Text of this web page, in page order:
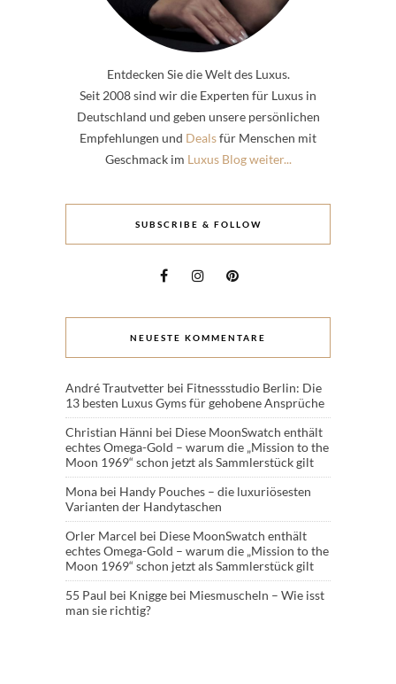
Entdecken Sie die Welt des Luxus.
Seit 2008 sind wir die Experten für Luxus in
Deutschland und geben unsere persönlichen
Empfehlungen und Dealsfür Menschen mit
Geschmack im Luxus Blog weiter...
SUBSCRIBE & FOLLOW
NEUESTE KOMMENTARE
André Trautvetter bei Fitnessstudio Berlin: Die
13 besten Luxus Gyms für gehobene Ansprüche
Christian Hänni bei Diese MoonSwatch enthält
echtes Omega-Gold – warum die „Mission to the
Moon 1969“ schon jetzt als Sammlerstück gilt
Mona bei Handy Pouches – die luxuriösesten
Varianten der Handytaschen
Orler Marcel bei Diese MoonSwatch enthält
echtes Omega-Gold – warum die „Mission to the
Moon 1969“ schon jetzt als Sammlerstück gilt
55 Paul bei Knigge bei Miesmuscheln – Wie isst
man sie richtig?